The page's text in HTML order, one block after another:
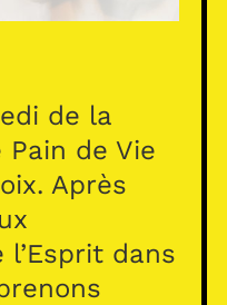
de la
de Vie
Après
dans